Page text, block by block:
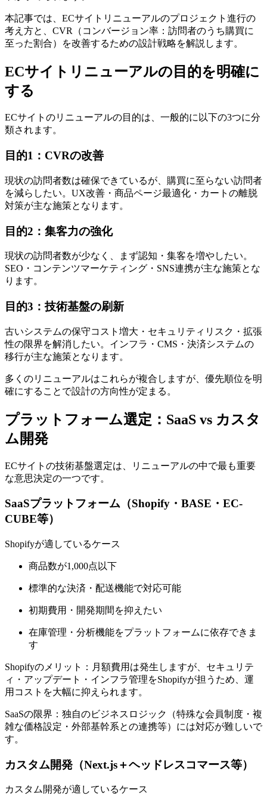
本記事では、ECサイトリニューアルのプロジェクト進行の
考え方と、CVR（コンバージョン率：訪問者のうち購買に
至った割合）を改善するための設計戦略を解説します。
ECサイトリニューアルの目的を明確に
する
ECサイトのリニューアルの目的は、一般的に以下の3つに分
類されます。
目的1：CVRの改善
現状の訪問者数は確保できているが、購買に至らない訪問者
を減らしたい。UX改善・商品ページ最適化・カートの離脱
対策が主な施策となります。
目的2：集客力の強化
現状の訪問者数が少なく、まず認知・集客を増やしたい。
SEO・コンテンツマーケティング・SNS連携が主な施策とな
ります。
目的3：技術基盤の刷新
古いシステムの保守コスト増大・セキュリティリスク・拡張
性の限界を解消したい。インフラ・CMS・決済システムの
移行が主な施策となります。
多くのリニューアルはこれらが複合しますが、優先順位を明
確にすることで設計の方向性が定まる。
プラットフォーム選定：SaaS vs カスタ
ム開発
ECサイトの技術基盤選定は、リニューアルの中で最も重要
な意思決定の一つです。
SaaSプラットフォーム（Shopify・BASE・EC-
CUBE等）
Shopifyが適しているケース
商品数が1,000点以下
標準的な決済・配送機能で対応可能
初期費用・開発期間を抑えたい
在庫管理・分析機能をプラットフォームに依存できま
す
Shopifyのメリット：月額費用は発生しますが、セキュリテ
ィ・アップデート・インフラ管理をShopifyが担うため、運
用コストを大幅に抑えられます。
SaaSの限界：独自のビジネスロジック（特殊な会員制度・複
雑な価格設定・外部基幹系との連携等）には対応が難しいで
す。
カスタム開発（Next.js＋ヘッドレスコマース等）
カスタム開発が適しているケース